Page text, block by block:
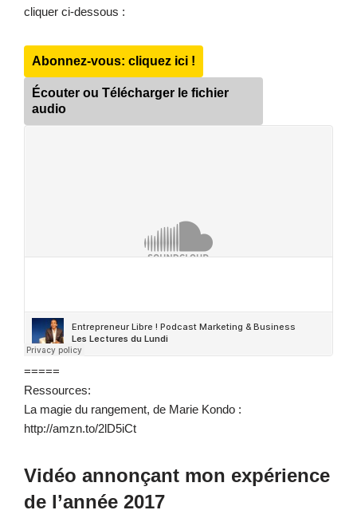
cliquer ci-dessous :
Abonnez-vous: cliquez ici !
Écouter ou Télécharger le fichier
audio
=====
Ressources:
La magie du rangement, de Marie Kondo :
http://amzn.to/2lD5iCt
Vidéo annonçant mon expérience
de l’année 2017